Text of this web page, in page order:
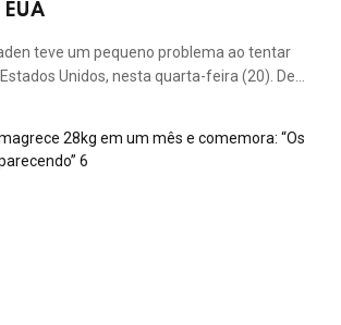
teve um pequeno problema ao tentar
Unidos, nesta quarta-feira (20). De…